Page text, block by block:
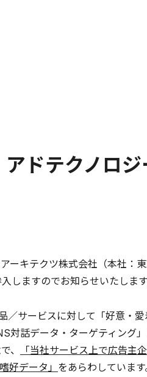
ドテクノロ
ーキテクツ株式会社（本社：
しますのでお知らせいたします
／サービスに対して「好意・
話データ・ターゲティング」
、
「当社サービス上で広告主
好データ」 をあらわしていま